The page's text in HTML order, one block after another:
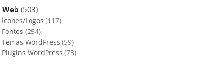
Web (503)
Ícones/Logos (117)
Fontes (254)
Temas WordPress (59)
Plugins WordPress (73)